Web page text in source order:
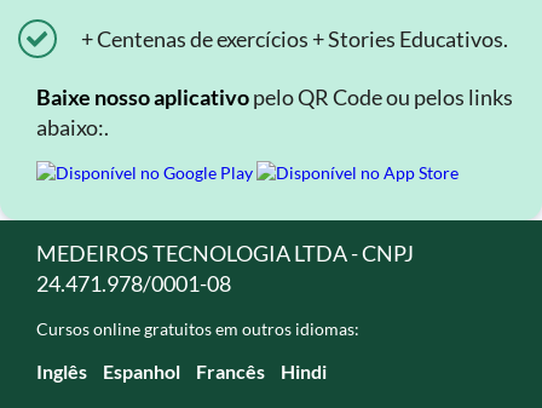
+ Centenas de exercícios + Stories Educativos.
Baixe nosso aplicativopelo QR Code ou pelos links
abaixo:.
MEDEIROS TECNOLOGIA LTDA - CNPJ
24.471.978/0001-08
Cursos online gratuitos em outros idiomas:
Inglês Espanhol Francês Hindi